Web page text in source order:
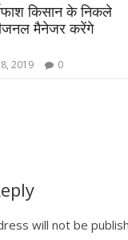
किसान के निकले
मैनेजर करेंगे
2019 0
will not be